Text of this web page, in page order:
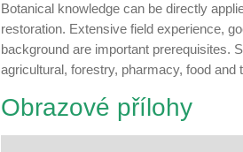
Botanical knowledge can be directly
restoration. Extensive field expe­rience,
background are important prerequisites.
agricultural, forestry, pharmacy, food and
Obrazové přílohy